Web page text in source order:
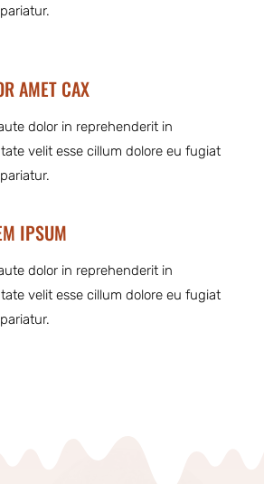
AMET CAX
dolor in reprehenderit in
velit esse cillum dolore eu fugiat
IPSUM
dolor in reprehenderit in
velit esse cillum dolore eu fugiat